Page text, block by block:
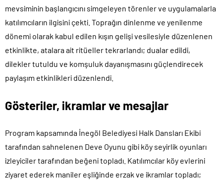
mevsiminin başlangıcını simgeleyen törenler ve uygulamalarla
katılımcıların ilgisini çekti. Toprağın dinlenme ve yenilenme
dönemi olarak kabul edilen kışın gelişi vesilesiyle düzenlenen
etkinlikte, atalara ait ritüeller tekrarlandı; dualar edildi,
dilekler tutuldu ve komşuluk dayanışmasını güçlendirecek
paylaşım etkinlikleri düzenlendi.
Gösteriler, ikramlar ve mesajlar
Program kapsamında İnegöl Belediyesi Halk Dansları Ekibi
tarafından sahnelenen Deve Oyunu gibi köy seyirlik oyunları
izleyiciler tarafından beğeni topladı. Katılımcılar köy evlerini
ziyaret ederek maniler eşliğinde erzak ve ikramlar topladı;